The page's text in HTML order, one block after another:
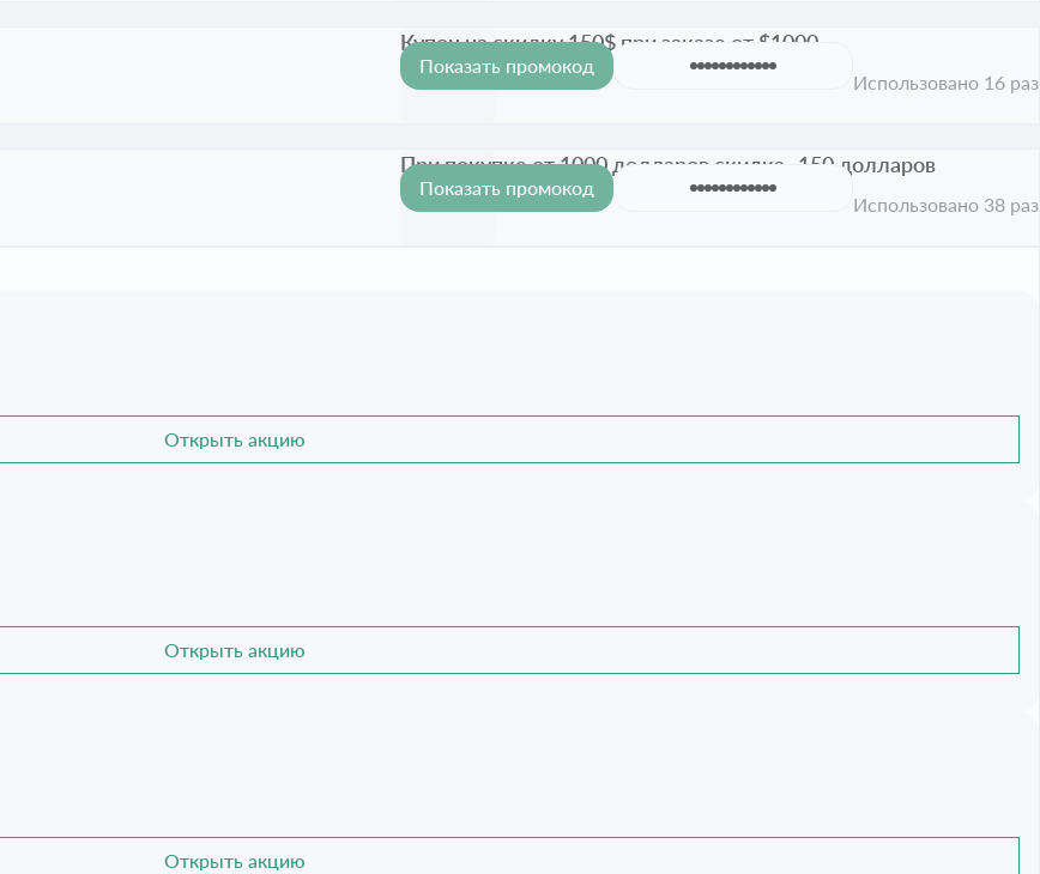
Купон на скидку 150$ при заказе от $1000
Срок акции истёк
Показать промокод
Использовано 16 раз
При покупке от 1000 долларов скидка -150 долларов
Срок акции истёк
Показать промокод
Использовано 38 раз
Открыть акцию
Открыть акцию
Открыть акцию